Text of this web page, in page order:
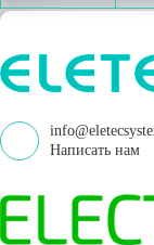
Написать нам